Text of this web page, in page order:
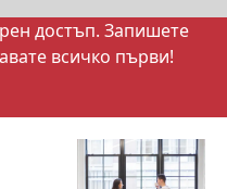
достъп. Запишете
всичко първи!